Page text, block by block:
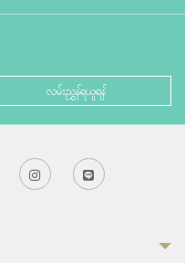
လမ်းညွှန်ရယူရန်